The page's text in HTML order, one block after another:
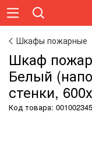
Шкафы пожарные
Шкаф
Белый
стенки,
Код товара: 001002345